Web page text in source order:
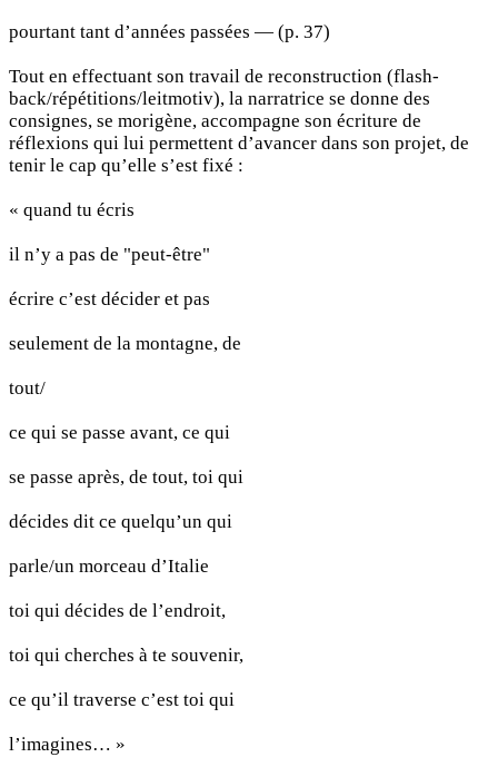
pourtant tant d’années passées — (p. 37)
Tout en effectuant son travail de reconstruction (flash-
back/répétitions/leitmotiv), la narratrice se donne des
consignes, se morigène, accompagne son écriture de
réflexions qui lui permettent d’avancer dans son projet, de
tenir le cap qu’elle s’est fixé :
« quand tu écris
il n’y a pas de "peut-être"
écrire c’est décider et pas
seulement de la montagne, de
tout/
ce qui se passe avant, ce qui
se passe après, de tout, toi qui
décides dit ce quelqu’un qui
parle/un morceau d’Italie
toi qui décides de l’endroit,
toi qui cherches à te souvenir,
ce qu’il traverse c’est toi qui
l’imagines… »